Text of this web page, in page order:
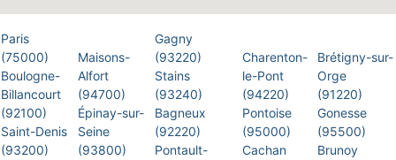
Paris
(75000)
Boulogne-
Billancourt
(92100)
Saint-Denis
(93200)
Maisons-
Alfort
(94700)
Épinay-sur-
Seine
(93800)
Gagny
(93220)
Stains
(93240)
Bagneux
(92220)
Pontault-
Charenton-
le-Pont
(94220)
Pontoise
(95000)
Cachan
Brétigny-sur-
Orge
(91220)
Gonesse
(95500)
Brunoy